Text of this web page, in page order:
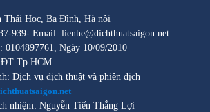
Thái Học, Ba Đình, Hà nội
939- Email: lienhe@dichthuatsaigon.net
Ngày 10/09/2010
Tp HCM
Dịch vụ dịch thuật và phiên dịch
nhiệm: Nguyễn Tiến Thắng Lợi